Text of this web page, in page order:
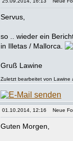
Servus,
so .. wieder ein
in Illetas / Mallorca.
Gruß Lawine
Zuletzt bearbeitet von
01.10.2014, 12:16 Neue
Guten Morgen,